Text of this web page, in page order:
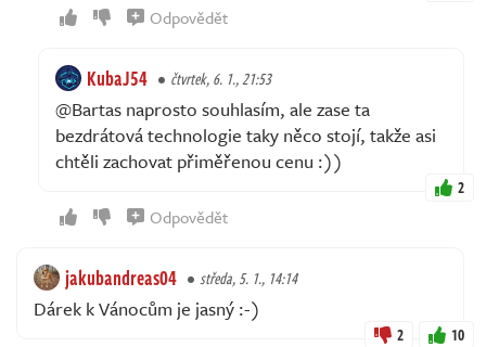
Odpovědět
KubaJ54 čtvrtek, 6. 1., 21:53
@Bartas naprosto souhlasím, ale zase ta
bezdrátová technologie taky něco stojí, takže asi
chtěli zachovat přiměřenou cenu :))
2
Odpovědět
jakubandreas04 středa, 5. 1., 14:14
Dárek k Vánocům je jasný :-)
2 10